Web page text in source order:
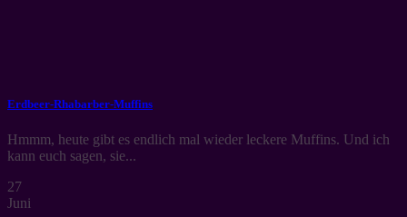
Erdbeer-Rhabarber-Muffins
Hmmm, heute gibt es endlich mal wieder leckere Muffins. Und ich
kann euch sagen, sie...
27
Juni